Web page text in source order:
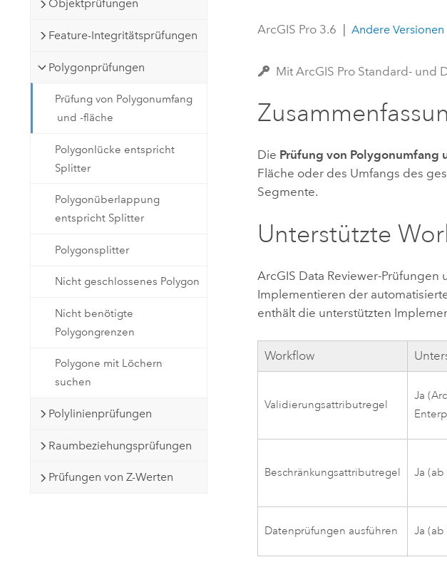
Erstellen Sie Anwendungen für
räumliche Analyse
Alle Branchen
Objektprüfungen
Feature-Integritätsprüfungen
Polygonprüfungen
Prüfung von Polygonumfang
und -fläche
Polygonlücke entspricht
Splitter
Polygonüberlappung
entspricht Splitter
Polygonsplitter
Nicht geschlossenes Polygon
Nicht benötigte
Polygongrenzen
Polygone mit Löchern
suchen
Polylinienprüfungen
Raumbeziehungsprüfungen
Prüfungen von Z-Werten
ArcGIS Pro 3.6 Andere Versionen
Mit ArcGIS Pro Standard- und
Die Prüfung von Polygonumfang
Fläche oder des Umfangs des
Segmente.
Unterstützte
ArcGIS Data Reviewer-Prüfungen
Implementieren der
enthält die unterstützten
Workflow
Validierungsattributregel
Ja (
Beschränkungsattributregel Ja (ab
Datenprüfungen ausführen Ja (ab